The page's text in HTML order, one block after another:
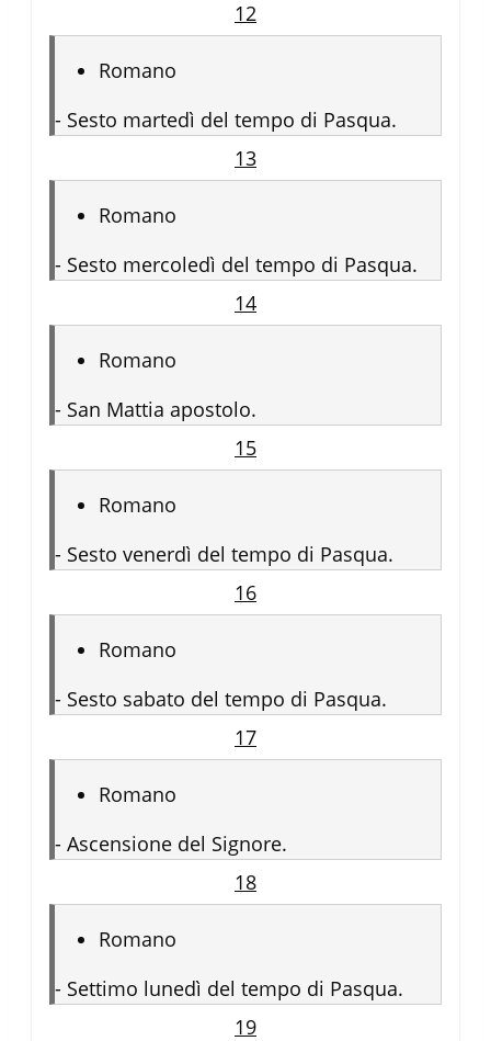
12
Romano
- Sesto martedì del tempo di Pasqua.
13
Romano
- Sesto mercoledì del tempo di Pasqua.
14
Romano
- San Mattia apostolo.
15
Romano
- Sesto venerdì del tempo di Pasqua.
16
Romano
- Sesto sabato del tempo di Pasqua.
17
Romano
- Ascensione del Signore.
18
Romano
- Settimo lunedì del tempo di Pasqua.
19